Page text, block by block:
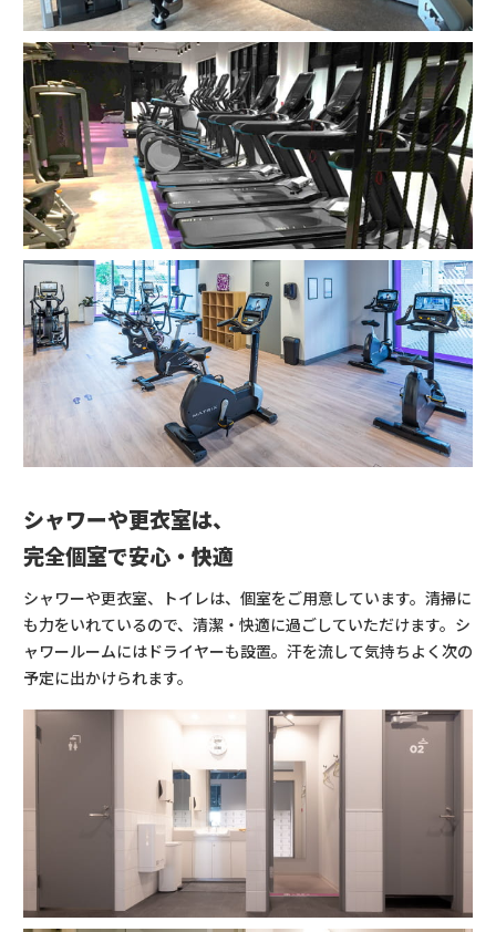
シャワーや更衣室は、
完全個室で安心・快適
シャワーや更衣室、トイレは、個室をご用意しています。清掃に
も力をいれているので、清潔・快適に過ごしていただけます。シ
ャワールームにはドライヤーも設置。汗を流して気持ちよく次の
予定に出かけられます。